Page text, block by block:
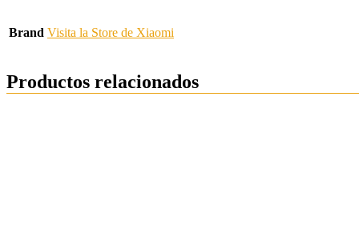
Brand Visita la Store de Xiaomi
Productos relacionados